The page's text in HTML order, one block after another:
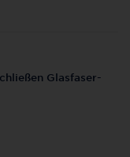
Glasfaser-